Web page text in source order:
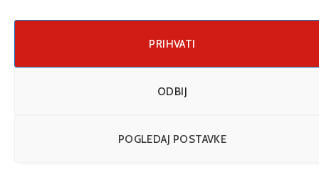
PRIHVATI
ODBIJ
POGLEDAJ POSTAVKE